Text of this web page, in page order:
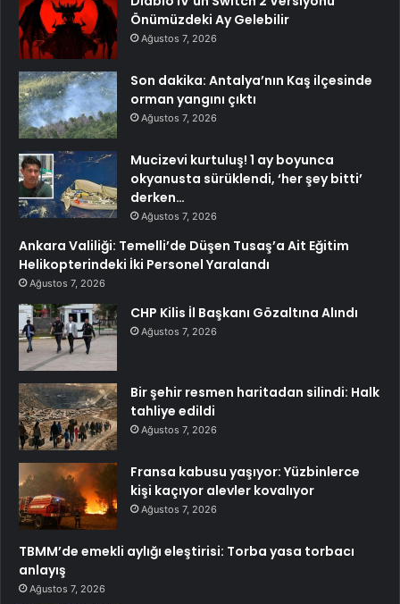
Önümüzdeki Ay Gelebilir
Ağustos 7, 2026
Son dakika: Antalya’nın Kaş ilçesinde
orman yangını çıktı
Ağustos 7, 2026
Mucizevi kurtuluş! 1 ay boyunca
okyanusta sürüklendi, ‘her şey bitti’
derken…
Ağustos 7, 2026
Ankara Valiliği: Temelli’de Düşen Tusaş’a Ait Eğitim
Helikopterindeki İki Personel Yaralandı
Ağustos 7, 2026
CHP Kilis İl Başkanı Gözaltına Alındı
Ağustos 7, 2026
Bir şehir resmen haritadan silindi: Halk
tahliye edildi
Ağustos 7, 2026
Fransa kabusu yaşıyor: Yüzbinlerce
kişi kaçıyor alevler kovalıyor
Ağustos 7, 2026
TBMM’de emekli aylığı eleştirisi: Torba yasa torbacı
anlayış
Ağustos 7, 2026